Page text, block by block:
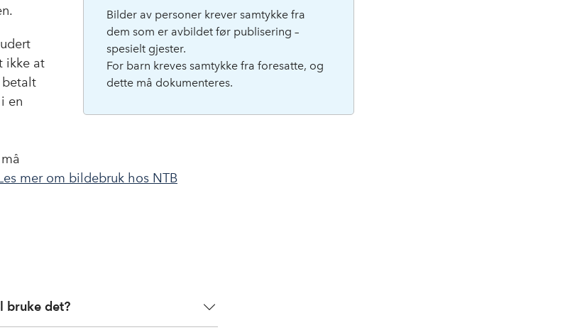
Bilder av personer krever samtykke fra
dem som er avbildet før publisering –
spesielt gjester.
For barn kreves samtykke fra foresatte, og
dette må dokumenteres.
ikke at
betalt
en
mer om bildebruk hos NTB
bruke det?